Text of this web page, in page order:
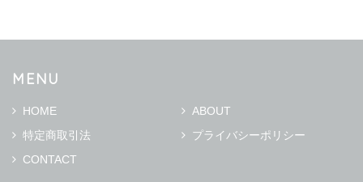
MENU
HOME
ABOUT
特定商取引法
プライバシーポリシー
CONTACT